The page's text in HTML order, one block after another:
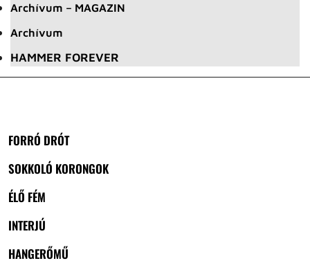
Archívum – MAGAZIN
Archívum
HAMMER FOREVER
FORRÓ DRÓT
SOKKOLÓ KORONGOK
ÉLŐ FÉM
INTERJÚ
HANGERŐMŰ